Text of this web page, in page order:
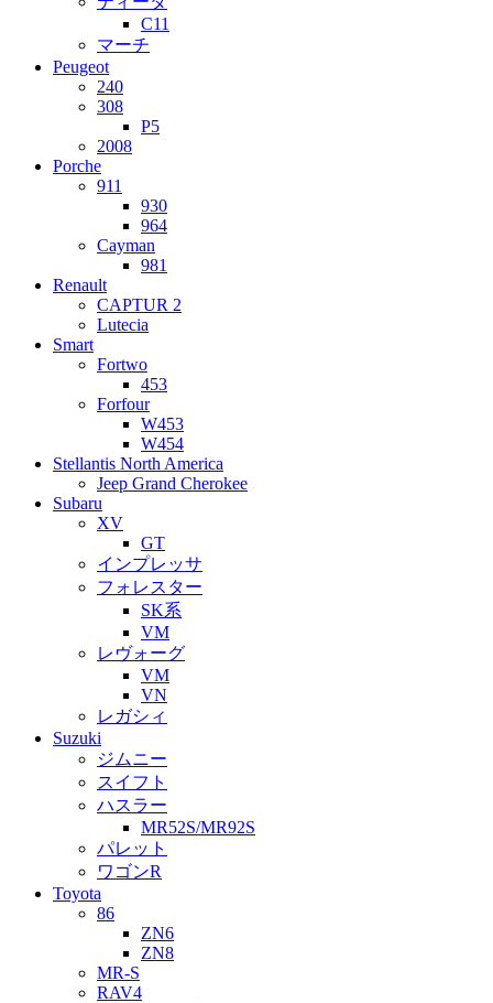
C11
マーチ
Peugeot
240
308
P5
2008
Porche
911
930
964
Cayman
981
Renault
CAPTUR 2
Lutecia
Smart
Fortwo
453
Forfour
W453
W454
Stellantis North America
Jeep Grand Cherokee
Subaru
XV
GT
インプレッサ
フォレスター
SK系
VM
レヴォーグ
VM
VN
レガシィ
Suzuki
ジムニー
スイフト
ハスラー
MR52S/MR92S
パレット
ワゴンR
Toyota
86
ZN6
ZN8
MR-S
RAV4